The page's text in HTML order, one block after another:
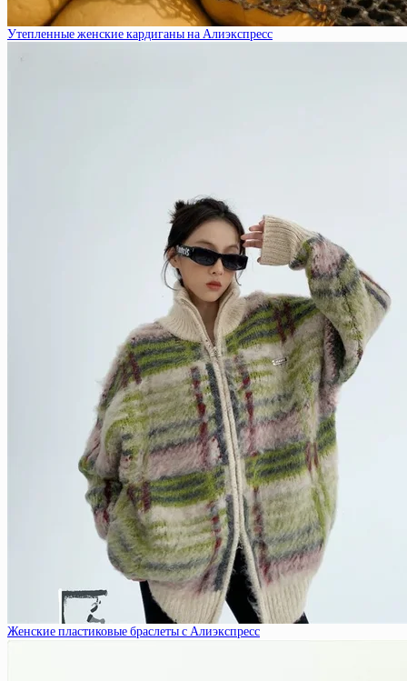
Утепленные женские кардиганы на Алиэкспресс
Женские пластиковые браслеты с Алиэкспресс